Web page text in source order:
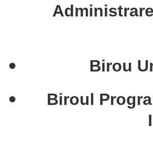
Birou
Biroul